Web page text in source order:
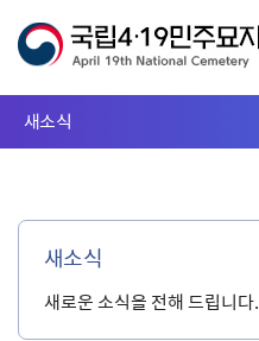
새소식
새소식
새로운 소식을 전해 드립니다.